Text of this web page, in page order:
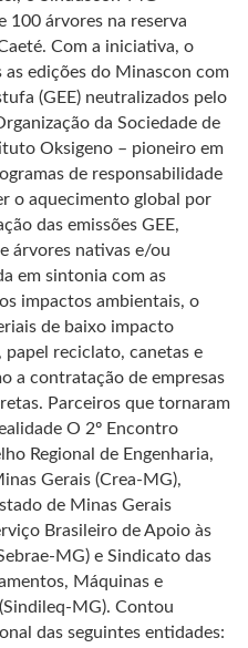
100 árvores na reserva
Com a iniciativa, o
edições do Minascon com
(GEE) neutralizados pelo
da Sociedade de
Oksigeno – pioneiro em
de responsabilidade
o aquecimento global por
das emissões GEE,
árvores nativas e/ou
em sintonia com as
impactos ambientais, o
de baixo impacto
reciclato, canetas e
a contratação de empresas
Parceiros que tornaram
O 2º Encontro
Regional de Engenharia,
Gerais (Crea-MG),
de Minas Gerais
Brasileiro de Apoio às
MG) e Sindicato das
Máquinas e
MG). Contou
das seguintes entidades: